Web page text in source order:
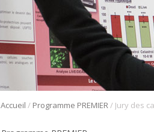
Accueil / Programme PREMIER/